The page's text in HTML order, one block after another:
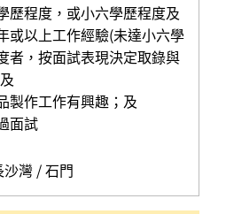
歷程度，或小六學歷程度及
或以上工作經驗(未達小六學
者，按面試表現決定取錄與
製作工作有興趣；及
面試
灣 / 石門